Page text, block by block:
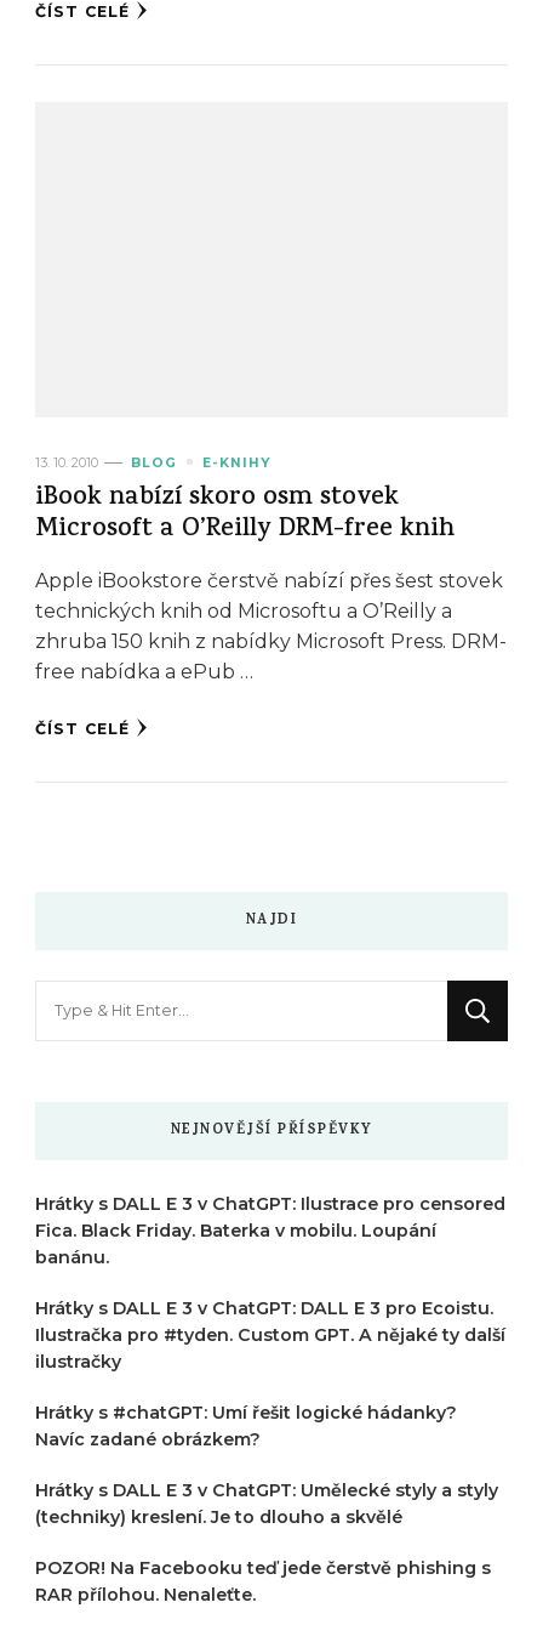
ČÍST CELÉ
13. 10. 2010 BLOG E-KNIHY
iBook nabízí skoro osm stovek
Microsoft a O’Reilly DRM-free knih
Apple iBookstore čerstvě nabízí přes šest stovek
technických knih od Microsoftu a O’Reilly a
zhruba 150 knih z nabídky Microsoft Press. DRM-
free nabídka a ePub …
ČÍST CELÉ
NAJDI
NEJNOVĚJŠÍ PŘÍSPĚVKY
Hrátky s DALL E 3 v ChatGPT: Ilustrace pro censored
Fica. Black Friday. Baterka v mobilu. Loupání
banánu.
Hrátky s DALL E 3 v ChatGPT: DALL E 3 pro Ecoistu.
Ilustračka pro #tyden. Custom GPT. A nějaké ty další
ilustračky
Hrátky s #chatGPT: Umí řešit logické hádanky?
Navíc zadané obrázkem?
Hrátky s DALL E 3 v ChatGPT: Umělecké styly a styly
(techniky) kreslení. Je to dlouho a skvělé
POZOR! Na Facebooku teď jede čerstvě phishing s
RAR přílohou. Nenaleťte.